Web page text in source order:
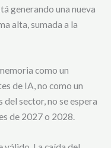
generando una nueva
alta, sumada a la
como un
de IA, no como un
del sector, no se espera
de 2027 o 2028.